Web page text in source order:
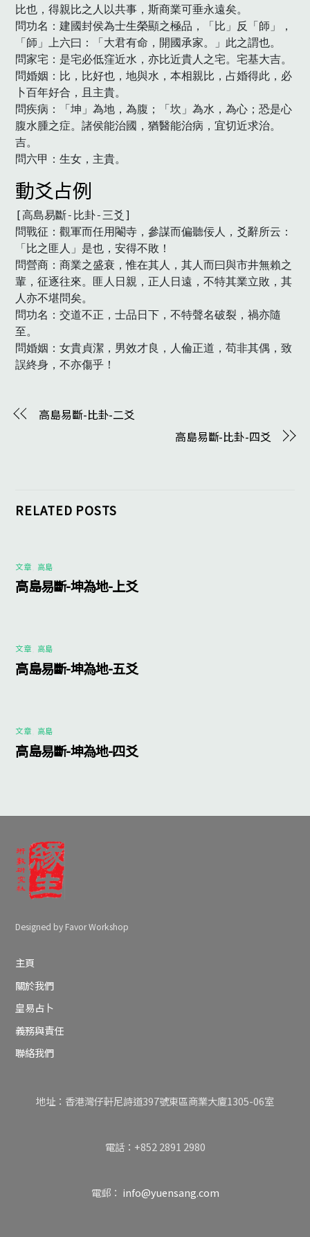
比也，得親比之人以共事，斯商業可垂永遠矣。
問功名：建國封侯為士生榮顯之極品，「比」反「師」，
「師」上六曰：「大君有命，開國承家。」此之謂也。
問家宅：是宅必低窪近水，亦比近貴人之宅。宅基大吉。
問婚姻：比，比好也，地與水，本相親比，占婚得此，必
卜百年好合，且主貴。
問疾病：「坤」為地，為腹；「坎」為水，為心；恐是心
腹水腫之症。諸侯能治國，猶醫能治病，宜切近求治。
吉。
問六甲：生女，主貴。
動爻占例
[高島易斷-比卦-三爻]
問戰征：觀軍而任用閹寺，參謀而偏聽佞人，爻辭所云：
「比之匪人」是也，安得不敗！
問營商：商業之盛衰，惟在其人，其人而曰與市井無賴之
輩，征逐往來。匪人日親，正人日遠，不特其業立敗，其
人亦不堪問矣。
問功名：交道不正，士品日下，不特聲名破裂，禍亦隨
至。
問婚姻：女貴貞潔，男效才良，人倫正道，苟非其偶，致
誤終身，不亦傷乎！
高島易斷-比卦-二爻
高島易斷-比卦-四爻
RELATED POSTS
文章 高島
高島易斷-坤為地-上爻
文章 高島
高島易斷-坤為地-五爻
文章 高島
高島易斷-坤為地-四爻
Designed by Favor Workshop
主頁
關於我們
皇易占卜
義務與責任
聯絡我們
地址：香港灣仔軒尼詩道397號東區商業大廈1305-06室
電話：+852 2891 2980
電郵： info@yuensang.com